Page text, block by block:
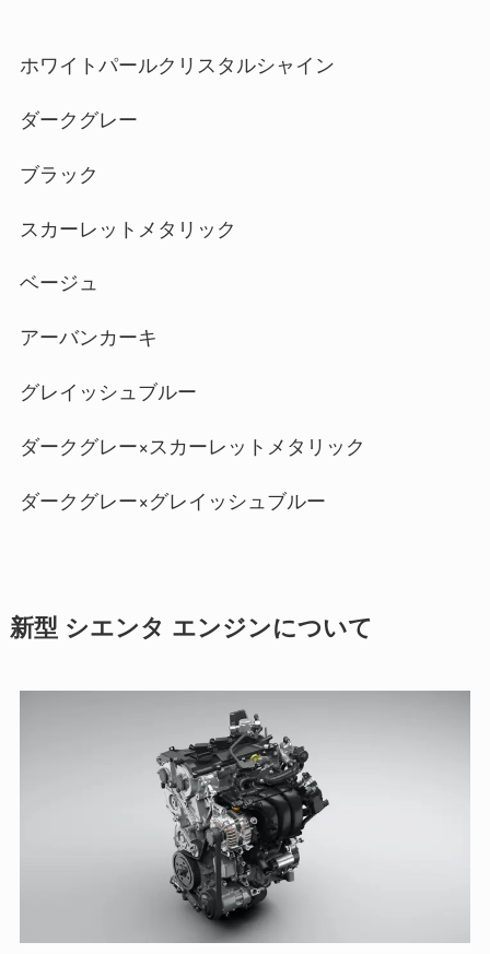
ホワイトパールクリスタルシャイン
ダークグレー
ブラック
スカーレットメタリック
ベージュ
アーバンカーキ
グレイッシュブルー
ダークグレー×スカーレットメタリック
ダークグレー×グレイッシュブルー
新型 シエンタ エンジンについて